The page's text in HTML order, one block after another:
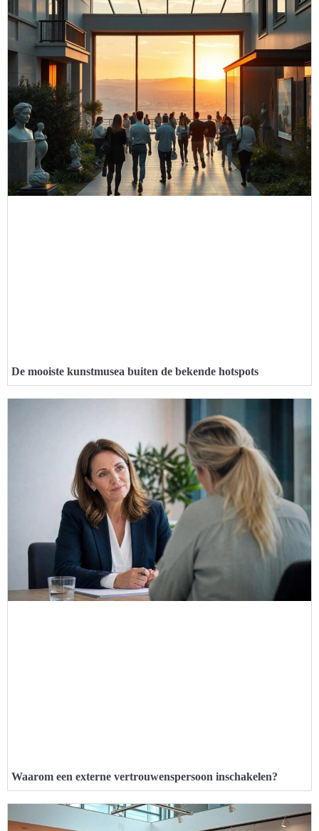
De mooiste kunstmusea buiten de bekende hotspots
Waarom een externe vertrouwenspersoon inschakelen?